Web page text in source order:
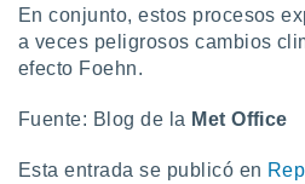
En conjunto, estos procesos
a veces peligrosos cambios
efecto Foehn.
Fuente: Blog de la Met Office
Esta entrada se publicó en